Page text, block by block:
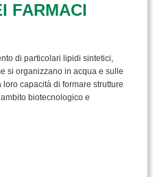
FARMACI
di particolari lipidi sintetici,
si organizzano in acqua e sulle
capacità di formare strutture
biotecnologico e